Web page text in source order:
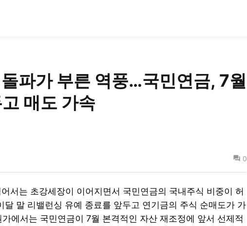
파가 부른 역풍…국민연금, 7월
매도 가속
0
서는 초강세장이 이어지면서 국민연금의 국내주식 비중이 허
달 말 리밸런싱 유예 종료를 앞두고 연기금의 주식 순매도가 가
에서는 국민연금이 7월 본격적인 자산 재조정에 앞서 선제적